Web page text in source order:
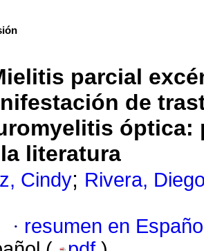
parcial
de
óptica:
literatura
Cindy; Rivera,
· resumen en